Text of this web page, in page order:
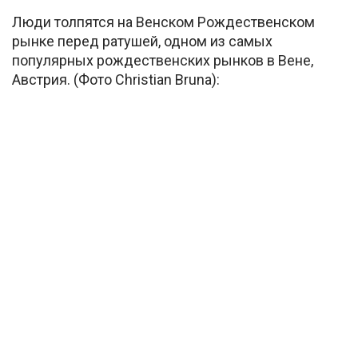
Люди толпятся на Венском Рождественском
рынке перед ратушей, одном из самых
популярных рождественских рынков в Вене,
Австрия. (Фото Christian Bruna):